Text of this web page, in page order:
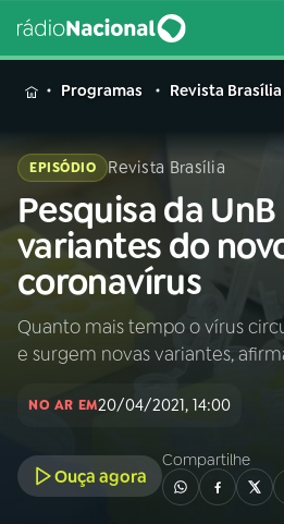
MENU
Buscar
na
Rádio
Nacional
Buscar
AO VIVO
INÍCIO
A RÁDIO
Programas Revista Brasília
EPISÓDIO Revista Brasília
Pesquisa da
variantes do
coronavírus
Quanto mais tempo o vírus
e surgem novas variantes,
NO AR EM20/04/2021, 14:00
Ouça agora
Compartilhe